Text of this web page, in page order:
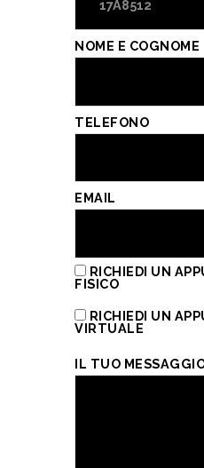
NOME E COGNOME
TELEFONO
EMAIL
RICHIEDI UN
FISICO
RICHIEDI UN
VIRTUALE
IL TUO